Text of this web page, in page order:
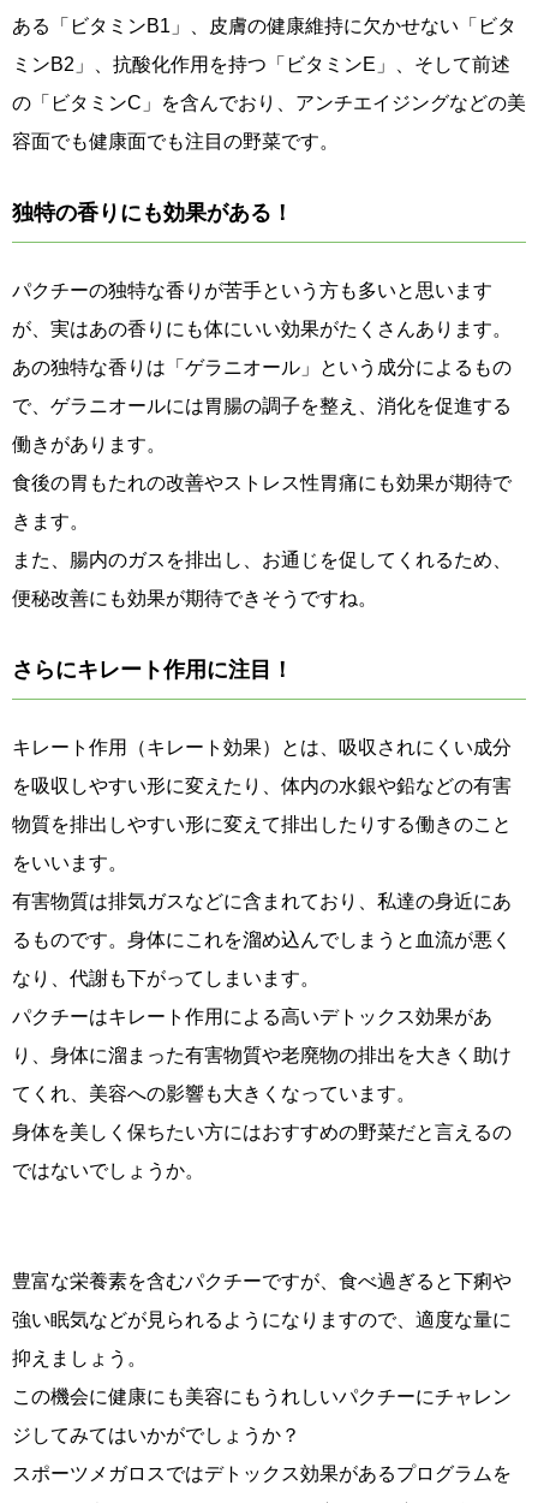
ある「ビタミンB1」、皮膚の健康維持に欠かせない「ビタ
ミンB2」、抗酸化作用を持つ「ビタミンE」、そして前述
の「ビタミンC」を含んでおり、アンチエイジングなどの美
容面でも健康面でも注目の野菜です。
独特の香りにも効果がある！
パクチーの独特な香りが苦手という方も多いと思います
が、実はあの香りにも体にいい効果がたくさんあります。
あの独特な香りは「ゲラニオール」という成分によるもの
で、ゲラニオールには胃腸の調子を整え、消化を促進する
働きがあります。
食後の胃もたれの改善やストレス性胃痛にも効果が期待で
きます。
また、腸内のガスを排出し、お通じを促してくれるため、
便秘改善にも効果が期待できそうですね。
さらにキレート作用に注目！
キレート作用（キレート効果）とは、吸収されにくい成分
を吸収しやすい形に変えたり、体内の水銀や鉛などの有害
物質を排出しやすい形に変えて排出したりする働きのこと
をいいます。
有害物質は排気ガスなどに含まれており、私達の身近にあ
るものです。身体にこれを溜め込んでしまうと血流が悪く
なり、代謝も下がってしまいます。
パクチーはキレート作用による高いデトックス効果があ
り、身体に溜まった有害物質や老廃物の排出を大きく助け
てくれ、美容への影響も大きくなっています。
身体を美しく保ちたい方にはおすすめの野菜だと言えるの
ではないでしょうか。
豊富な栄養素を含むパクチーですが、食べ過ぎると下痢や
強い眠気などが見られるようになりますので、適度な量に
抑えましょう。
この機会に健康にも美容にもうれしいパクチーにチャレン
ジしてみてはいかがでしょうか？
スポーツメガロスではデトックス効果があるプログラムを